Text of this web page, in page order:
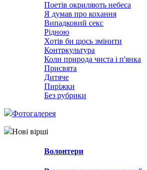
Поетів окриляють небеса
Я думав про кохання
Випадковий секс
Рідною
Хотів би щось змінити
Контркультура
Коли природа чиста і п'янка
Присвята
Дитяче
Пиріжки
Без рубрики
Фотогалерея
Нові вірші
Волонтери